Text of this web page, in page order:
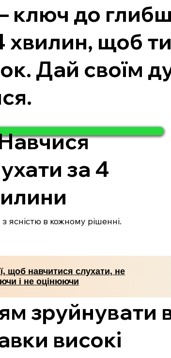
до
хвилин, щоб
Дай своїм
за 4
ясністю в кожному рішенні.
щоб навчитися слухати, не
і не оцінюючи
зруйнувати
високі